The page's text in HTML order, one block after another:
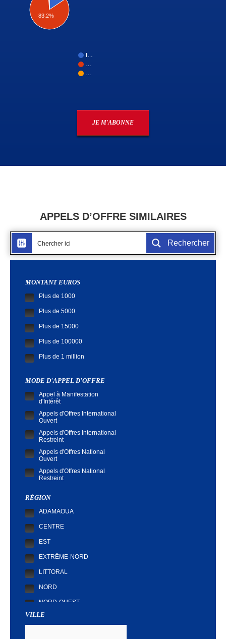
I…
…
…
83.2%
JE M'ABONNE
APPELS D’OFFRE SIMILAIRES
Rechercher
MONTANT EUROS
Plus de 1000
Plus de 5000
Plus de 15000
Plus de 100000
Plus de 1 million
MODE D'APPEL D'OFFRE
Appel à Manifestation
d'Intérêt
Appels d'Offres International
Ouvert
Appels d'Offres International
Restreint
Appels d'Offres National
Ouvert
Appels d'Offres National
Restreint
RÉGION
ADAMAOUA
CENTRE
EST
EXTRÊME-NORD
LITTORAL
NORD
NORD-OUEST
SUD
VILLE